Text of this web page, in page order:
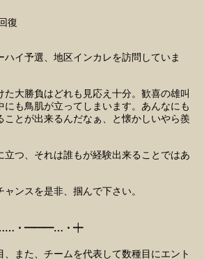
復
ハイ予選、地区インカレを訪問していま
た大勝負はどれも見応え十分。歓喜の雄叫
にも鳥肌が立ってしまいます。あんなにも
ことが出来るんだなぁ、と懐かしいやら羨
立つ、それは誰もが経験出来ることではあ
ンスを是非、掴んで下さい。
・━━━…・┿
、また、チームを代表して数種目にエント